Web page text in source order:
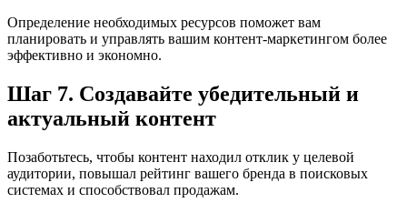
Определение необходимых ресурсов поможет вам
планировать и управлять вашим контент-маркетингом более
эффективно и экономно.
Шаг 7. Создавайте убедительный и
актуальный контент
Позаботьтесь, чтобы контент находил отклик у целевой
аудитории, повышал рейтинг вашего бренда в поисковых
системах и способствовал продажам.